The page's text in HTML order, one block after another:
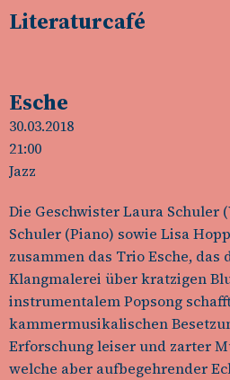
Literaturcafé
Esche
30.03.2018
21:00
Jazz
Die Geschwister Laura Schuler
Schuler (Piano) sowie Lisa
zusammen das Trio Esche, das
Klangmalerei über kratzigen
instrumentalem Popsong
kammermusikalischen
Erforschung leiser und zarter
welche aber aufbegehrender